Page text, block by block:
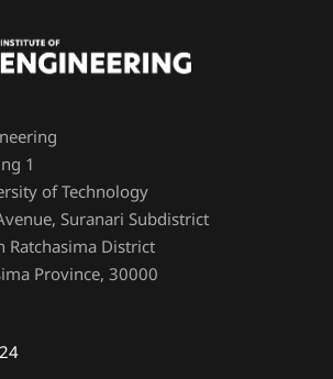
1
of Technology
Suranari Subdistrict
Ratchasima District
Province, 30000